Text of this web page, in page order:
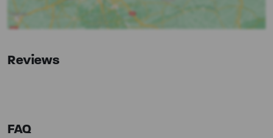
Slaapkamers
: 10
Nu slechts 25% aanbetaling
Broodjesservice
Buitenzwembad (op terrein)
Reviews
FAQ